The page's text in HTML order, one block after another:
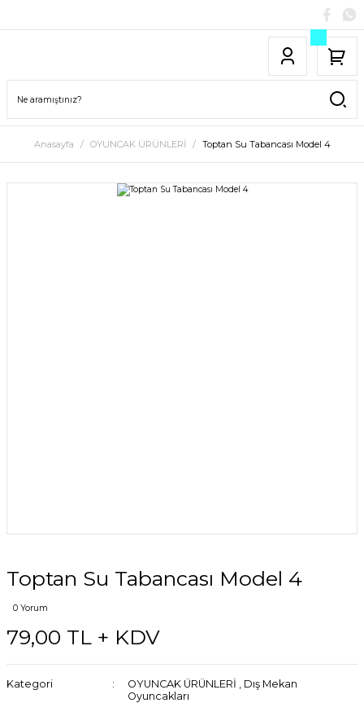
Anasayfa OYUNCAK ÜRÜNLERİ Toptan Su Tabancası Model 4
Toptan Su Tabancası Model 4
0 Yorum
79,00 TL + KDV
Kategori OYUNCAK ÜRÜNLERİ , Dış Mekan
Oyuncakları